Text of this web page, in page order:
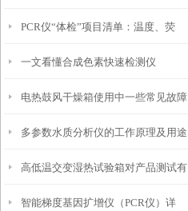
方法
PCR仪“体检”项目清单：温度、荧
光、加热盖三项年度校准要点
一文看懂合成色素快速检测仪
电热鼓风干燥箱使用中一些常见故障
分析
多参数水质分析仪的工作原理及用途
高低温交变湿热试验箱对产品测试有
哪些优势？
智能梯度基因扩增仪（PCR仪）详